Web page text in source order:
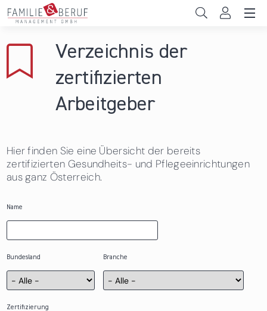
Direkt zum Inhalt
Gemeinden
Das sind wir
News & Events
Verzeichnis der
zertifizierten
Arbeitgeber
Hier finden Sie eine Übersicht der bereits
zertifizierten Gesundheits- und Pflegeeinrichtungen
aus ganz Österreich.
Name
Bundesland Branche
Zertifizierung